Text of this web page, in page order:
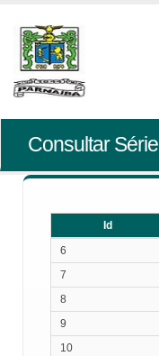
Consultar Série
Id
6
7
8
9
10